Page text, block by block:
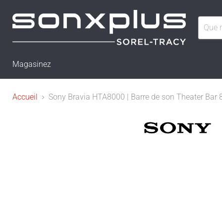
Magasinez
Accueil Sony Bravia HTA8000 | Barre de son Theater